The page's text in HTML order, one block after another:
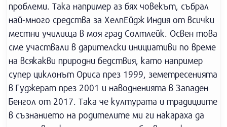
проблеми. Така например аз бях човекът, събрал
най-много средства за ХелпЕйдж Индия от всички
местни училища в моя град Солтлейк. Освен това
сме участвали в дарителски инициативи по време
на всякакви природни бедствия, като например
супер циклонът Ориса през 1999, земетресенията
в Гуджерат през 2001 и наводненията в Западен
Бенгол от 2017. Така че културата и традициите
в съзнанието на родителите ми ги накараха да